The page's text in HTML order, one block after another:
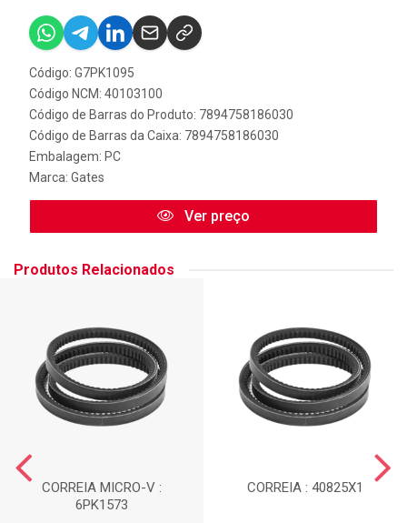
Código: G7PK1095
Código NCM: 40103100
Código de Barras do Produto: 7894758186030
Código de Barras da Caixa: 7894758186030
Embalagem: PC
Marca: Gates
Ver preço
Produtos Relacionados
CORREIA MICRO-V :
6PK1573
CORREIA : 40825X1